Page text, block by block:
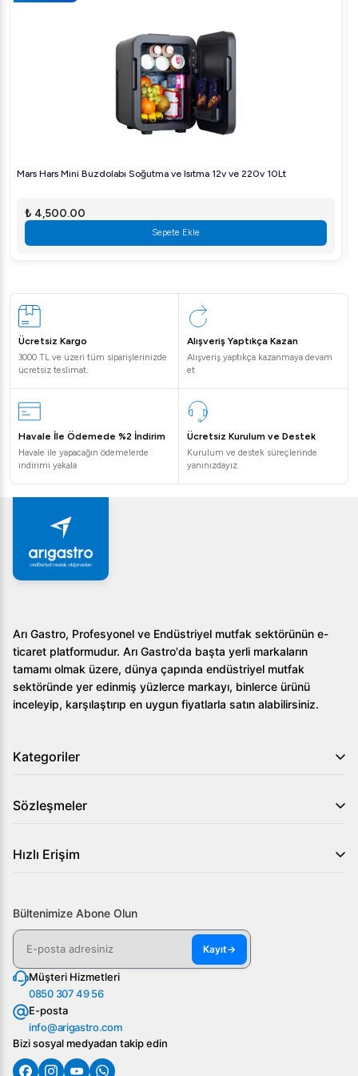
Mars Hars Mini Buzdolabı Soğutma ve Isıtma 12v ve 220v 10Lt
₺ 4,500.00
Sepete Ekle
Ücretsiz Kargo
3000 TL ve üzeri tüm siparişlerinizde
ücretsiz teslimat.
Alışveriş Yaptıkça Kazan
Alışveriş yaptıkça kazanmaya devam
et
Havale İle Ödemede %2 İndirim
Havale ile yapacağın ödemelerde
indirimi yakala
Ücretsiz Kurulum ve Destek
Kurulum ve destek süreçlerinde
yanınızdayız.
Arı Gastro, Profesyonel ve Endüstriyel mutfak sektörünün e-
ticaret platformudur. Arı Gastro'da başta yerli markaların
tamamı olmak üzere, dünya çapında endüstriyel mutfak
sektöründe yer edinmiş yüzlerce markayı, binlerce ürünü
inceleyip, karşılaştırıp en uygun fiyatlarla satın alabilirsiniz.
Kategoriler
Sözleşmeler
Hızlı Erişim
Bültenimize Abone Olun
Kayıt→
Müşteri Hizmetleri
0850 307 49 56
E-posta
info@arigastro.com
Bizi sosyal medyadan takip edin